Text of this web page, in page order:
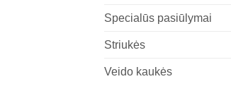
Specialūs pasiūlymai
Striukės
Veido kaukės